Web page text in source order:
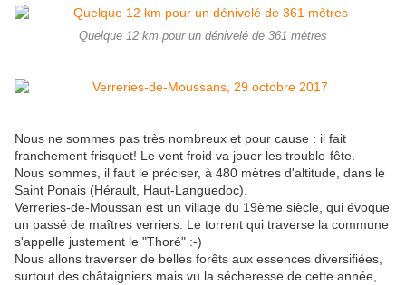
Quelque 12 km pour un dénivelé de 361 mètres
Nous ne sommes pas très nombreux et pour cause : il fait
franchement frisquet! Le vent froid va jouer les trouble-fête.
Nous sommes, il faut le préciser, à 480 mètres d'altitude, dans le
Saint Ponais (Hérault, Haut-Languedoc).
Verreries-de-Moussan est un village du 19ème siècle, qui évoque
un passé de maîtres verriers. Le torrent qui traverse la commune
s'appelle justement le "Thoré" :-)
Nous allons traverser de belles forêts aux essences diversifiées,
surtout des châtaigniers mais vu la sécheresse de cette année,